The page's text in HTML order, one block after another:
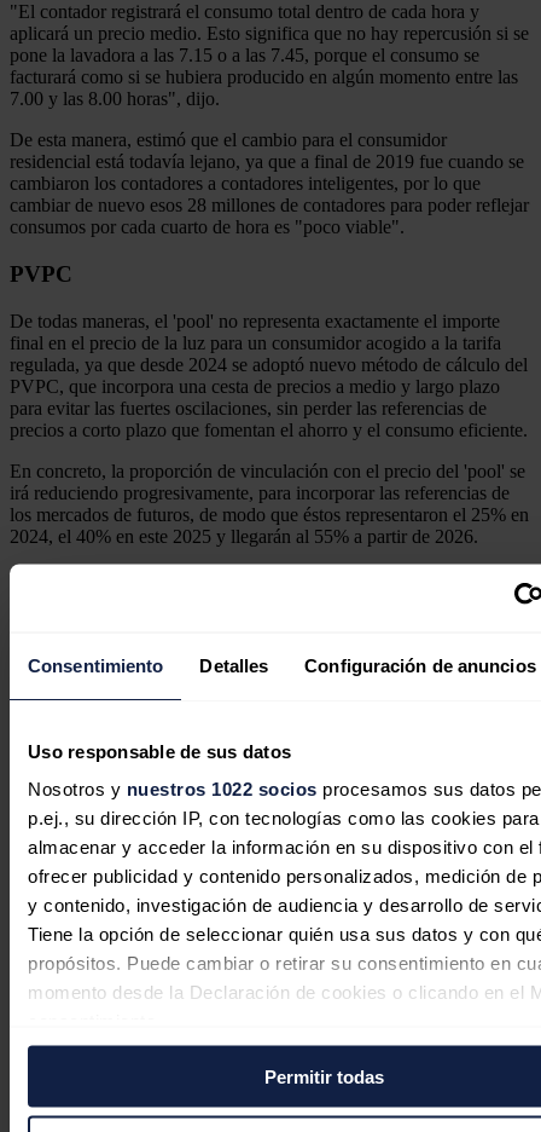
Consentimiento Detalles Configuración de anuncios
Uso responsable de sus datos
Nosotros y nuestros 1022 socios procesamos sus datos
p.ej., su dirección IP, con tecnologías como las cookies para
almacenar y acceder la información en su dispositivo con el
ofrecer publicidad y contenido personalizados, medición de
y contenido, investigación de audiencia y desarrollo de
Tiene la opción de seleccionar quién usa sus datos y con
propósitos. Puede cambiar o retirar su consentimiento en
momento desde la Declaración de cookies o clicando en el
Si lo permite, también quisiéramos:
Recopilar información sobre su ubicación geográfica
Permitir todas
"El contador registrará el consumo total dentro de cada hora y
aplicará un precio medio. Esto significa que no hay repercusión si se
pone la lavadora a las 7.15 o a las 7.45, porque el consumo se
facturará como si se hubiera producido en algún momento entre las
7.00 y las 8.00 horas", dijo.
De esta manera, estimó que el cambio para el consumidor
residencial está todavía lejano, ya que a final de 2019 fue cuando se
cambiaron los contadores a contadores inteligentes, por lo que
cambiar de nuevo esos 28 millones de contadores para poder reflejar
consumos por cada cuarto de hora es "poco viable".
PVPC
De todas maneras, el 'pool' no representa exactamente el importe
final en el precio de la luz para un consumidor acogido a la tarifa
regulada, ya que desde 2024 se adoptó nuevo método de cálculo del
PVPC, que incorpora una cesta de precios a medio y largo plazo
para evitar las fuertes oscilaciones, sin perder las referencias de
precios a corto plazo que fomentan el ahorro y el consumo eficiente.
En concreto, la proporción de vinculación con el precio del 'pool' se
irá reduciendo progresivamente, para incorporar las referencias de
los mercados de futuros, de modo que éstos representaron el 25% en
2024, el 40% en este 2025 y llegarán al 55% a partir de 2026.
Noticias relacionadas
En defensa de la comercialización
independiente: competencia, cercanía